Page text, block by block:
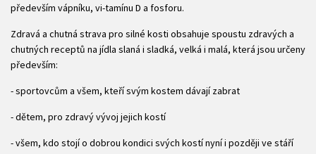
především vápníku, vi-tamínu D a fosforu.
Zdravá a chutná strava pro silné kosti obsahuje spoustu zdravých a
chutných receptů na jídla slaná i sladká, velká i malá, která jsou určeny
především:
- sportovcům a všem, kteří svým kostem dávají zabrat
- dětem, pro zdravý vývoj jejich kostí
- všem, kdo stojí o dobrou kondici svých kostí nyní i později ve stáří